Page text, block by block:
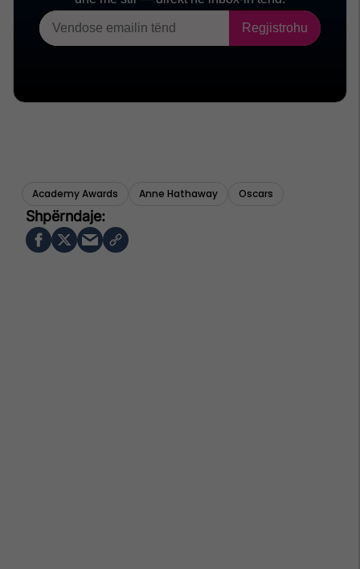
Academy Awards Anne Hathaway Oscars